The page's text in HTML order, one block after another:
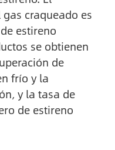
craqueado es
estireno
se obtienen
de
frío y la
y la tasa de
de estireno